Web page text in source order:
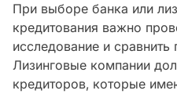
При выборе банка или
кредитования важно
исследование и
Лизинговые компании
кредиторов‚ которые